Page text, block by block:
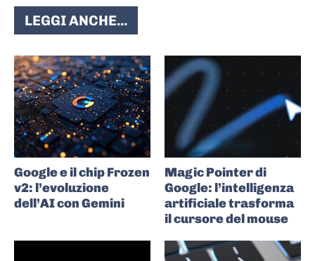
LEGGI ANCHE...
Google e il chip Frozen
v2: l’evoluzione
dell’AI con Gemini
Magic Pointer di
Google: l’intelligenza
artificiale trasforma
il cursore del mouse